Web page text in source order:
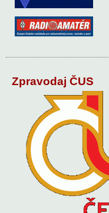
Zpravodaj ČUS